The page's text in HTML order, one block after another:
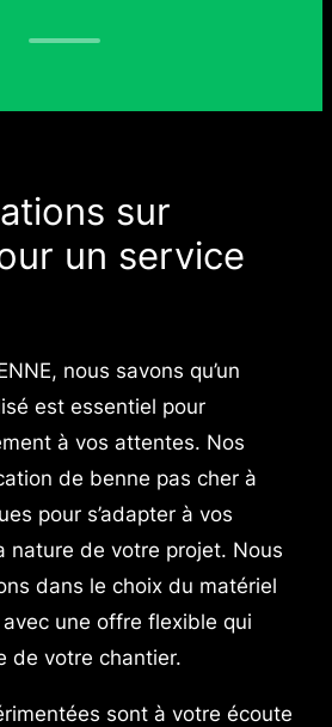
sur
un service
nous savons qu’un
est essentiel pour
à vos attentes. Nos
de benne pas cher à
pour s’adapter à vos
nature de votre projet. Nous
dans le choix du matériel
une offre flexible qui
de votre chantier.
sont à votre écoute